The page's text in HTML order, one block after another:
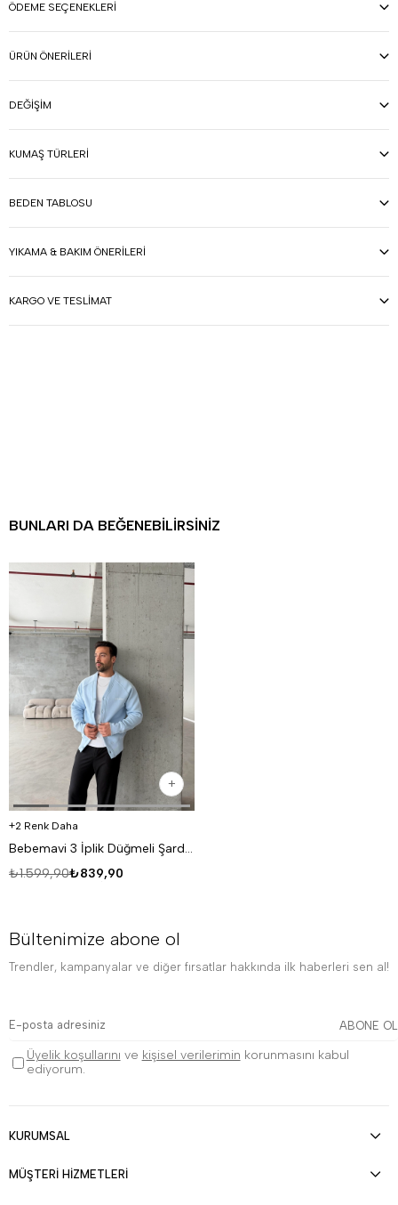
ÖDEME SEÇENEKLERI
ÜRÜN ÖNERILERI
DEĞIŞIM
KUMAŞ TÜRLERI
BEDEN TABLOSU
YIKAMA & BAKIM ÖNERILERI
KARGO VE TESLIMAT
BUNLARI DA BEĞENEBILIRSINIZ
2 Renk Daha
Bebemavi 3 İplik Düğmeli Şardonlu DISORDER Baskılı Hırka VS
₺839,90
₺1.599,90
Bültenimize abone ol
Trendler, kampanyalar ve diğer fırsatlar hakkında ilk haberleri sen al!
ABONE OL
Üyelik koşullarını ve kişisel verilerimin korunmasını kabul
ediyorum.
KURUMSAL
MÜŞTERİ HİZMETLERİ